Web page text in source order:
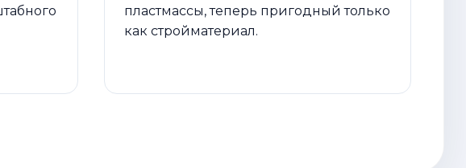
пластмассы, теперь пригодный только
как стройматериал.